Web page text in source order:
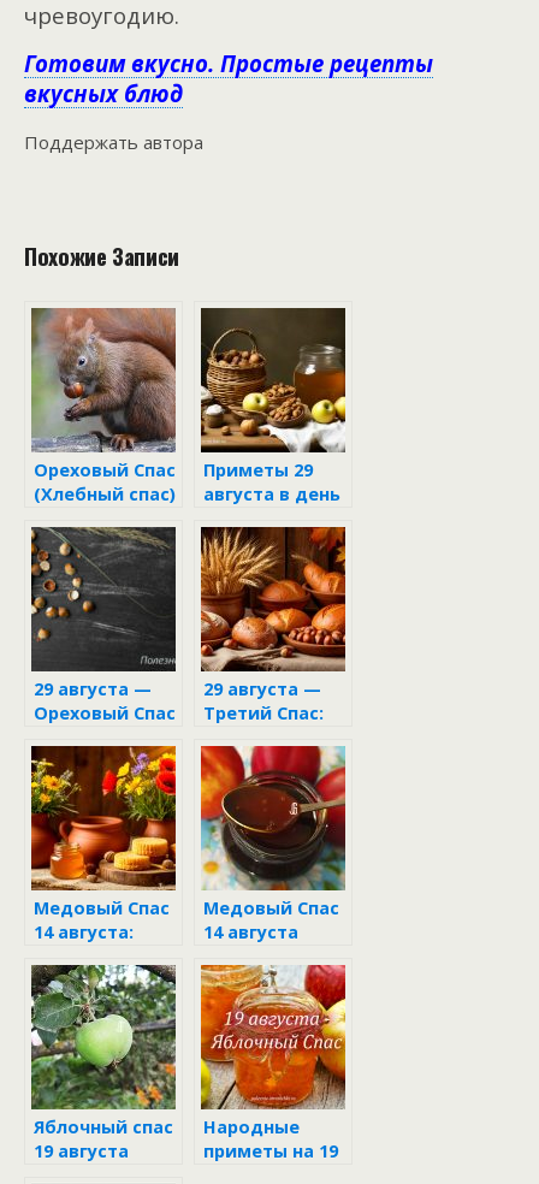
чревоугодию.
Готовим вкусно. Простые рецепты
вкусных блюд
Поддержать автора
Похожие Записи
Ореховый Спас
(Хлебный спас)
Приметы 29
августа в день
Хлебного
Спаса
29 августа —
Ореховый Спас
29 августа —
Третий Спас:
орехового
гадания и
древние
секреты
богатства
Медовый Спас
14 августа:
традиции и
обычаи
Медовый Спас
14 августа
Яблочный спас
19 августа
Народные
приметы на 19